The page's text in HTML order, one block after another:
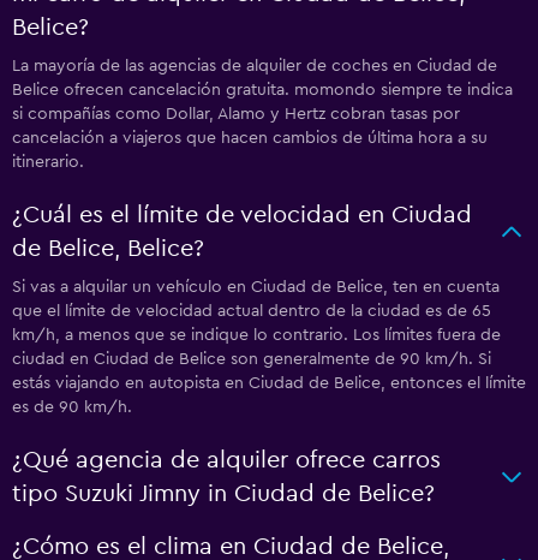
Belice?
La mayoría de las agencias de alquiler de coches en Ciudad de
Belice ofrecen cancelación gratuita. momondo siempre te indica
si compañías como Dollar, Alamo y Hertz cobran tasas por
cancelación a viajeros que hacen cambios de última hora a su
itinerario.
¿Cuál es el límite de velocidad en Ciudad
de Belice, Belice?
Si vas a alquilar un vehículo en Ciudad de Belice, ten en cuenta
que el límite de velocidad actual dentro de la ciudad es de 65
km/h, a menos que se indique lo contrario. Los límites fuera de
ciudad en Ciudad de Belice son generalmente de 90 km/h. Si
estás viajando en autopista en Ciudad de Belice, entonces el límite
es de 90 km/h.
¿Qué agencia de alquiler ofrece carros
tipo Suzuki Jimny in Ciudad de Belice?
¿Cómo es el clima en Ciudad de Belice,